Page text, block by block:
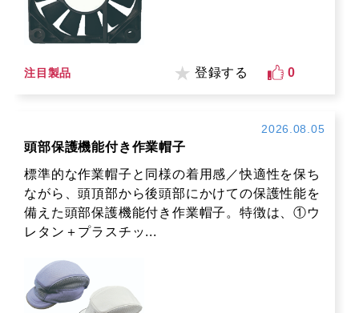
注目製品 登録する 0
2026.08.05
頭部保護機能付き作業帽子
標準的な作業帽子と同様の着用感／快適性を保ち
ながら、頭頂部から後頭部にかけての保護性能を
備えた頭部保護機能付き作業帽子。特徴は、①ウ
レタン＋プラスチッ...